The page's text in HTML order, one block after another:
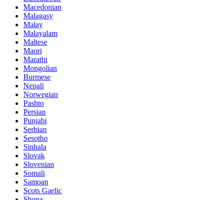
Macedonian
Malagasy
Malay
Malayalam
Maltese
Maori
Marathi
Mongolian
Burmese
Nepali
Norwegian
Pashto
Persian
Punjabi
Serbian
Sesotho
Sinhala
Slovak
Slovenian
Somali
Samoan
Scots Gaelic